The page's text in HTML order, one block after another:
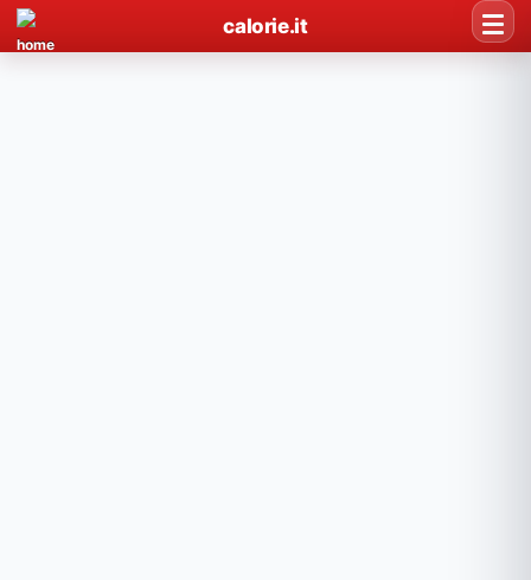
calorie.it